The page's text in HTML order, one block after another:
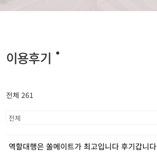
이용후기
전체 261
역할대행은 쏠메이트가 최고입니다 후기갑니다